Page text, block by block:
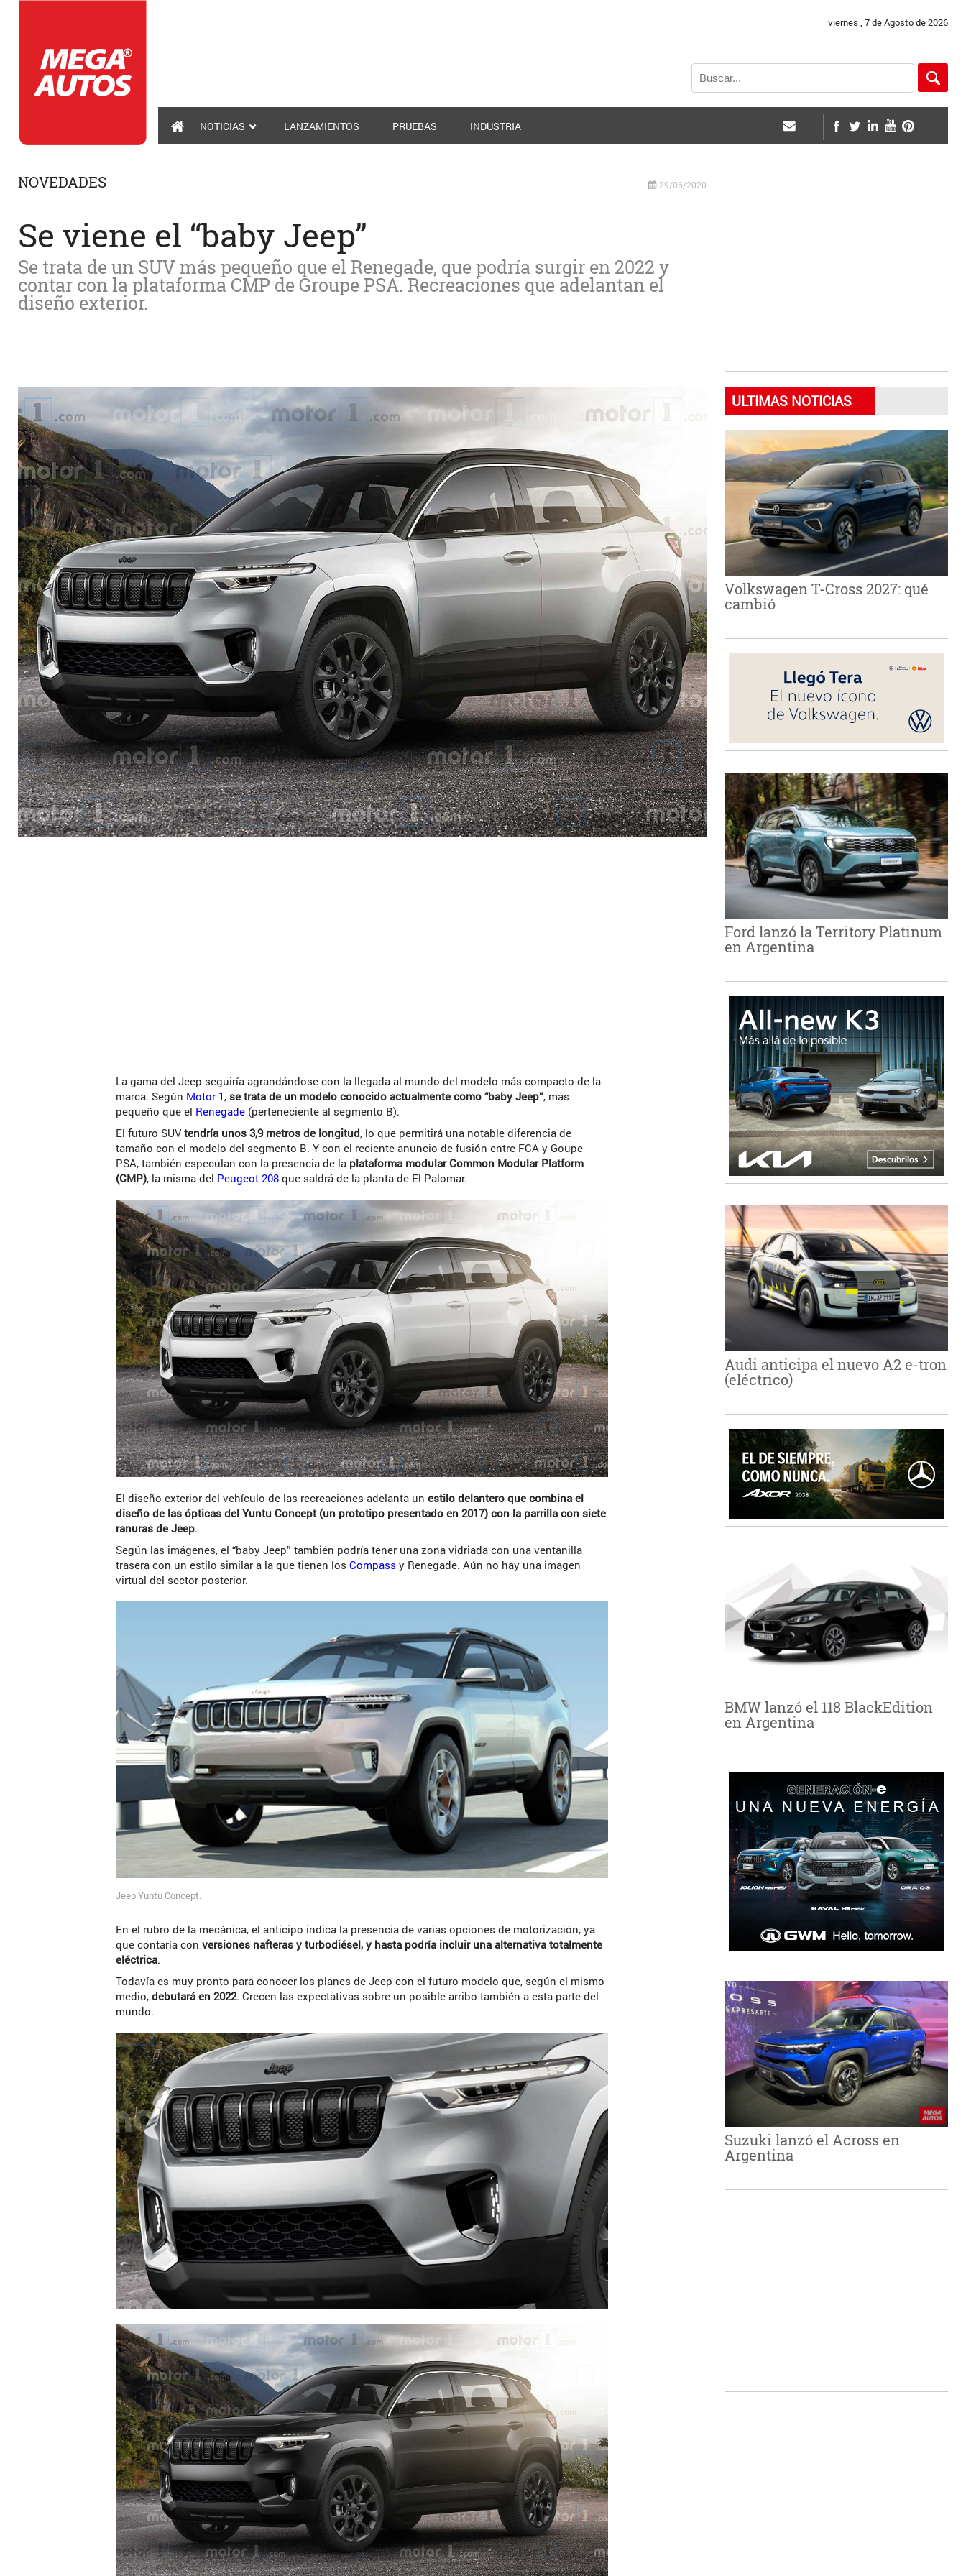
viernes , 7 de Agosto de 2026
NOTICIAS LANZAMIENTOS PRUEBAS INDUSTRIA
NOVEDADES 29/06/2020
Se viene el “baby Jeep”
Se trata de un SUV más pequeño que el Renegade, que podría surgir en 2022 y
contar con la plataforma CMP de Groupe PSA. Recreaciones que adelantan el
diseño exterior.
La gama del Jeep seguiría agrandándose con la llegada al mundo del modelo más compacto de la
marca. Según Motor 1,se trata de un modelo conocido actualmente como “baby Jeep”, más
pequeño que el Renegade (perteneciente al segmento B).
El futuro SUVtendría unos 3,9 metros de longitud, lo que permitirá una notable diferencia de
tamaño con el modelo del segmento B. Y con el reciente anuncio de fusión entre FCA y Goupe
PSA, también especulan con la presencia de la plataforma modular Common Modular Platform
(CMP), la misma del Peugeot 208 que saldrá de la planta de El Palomar.
El diseño exterior del vehículo de las recreaciones adelanta unestilo delantero que combina el
diseño de las ópticas del Yuntu Concept (un prototipo presentado en 2017) con la parrilla con siete
ranuras de Jeep.
Según las imágenes, el “baby Jeep” también podría tener una zona vidriada con una ventanilla
trasera con un estilo similar a la que tienen losCompass y Renegade. Aún no hay una imagen
virtual del sector posterior.
Jeep Yuntu Concept.
En el rubro de la mecánica, el anticipo indica la presencia de varias opciones de motorización, ya
que contaría conversiones nafteras y turbodiésel, y hasta podría incluir una alternativa totalmente
eléctrica.
Todavía es muy pronto para conocer los planes de Jeep con el futuro modelo que, según el mismo
medio,debutará en 2022. Crecen las expectativas sobre un posible arribo también a esta parte del
mundo.
ULTIMAS NOTICIAS
Volkswagen T-Cross 2027: qué
cambió
Ford lanzó la Territory Platinum
en Argentina
Audi anticipa el nuevo A2 e-tron
(eléctrico)
BMW lanzó el 118 BlackEdition
en Argentina
Suzuki lanzó el Across en
Argentina